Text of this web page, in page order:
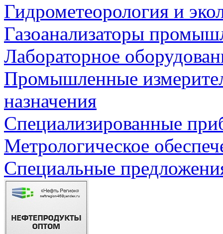
Гидрометеорология и
Газоанализаторы
Лабораторное
Промышленные
назначения
Специализированные
Метрологическое
Специальные